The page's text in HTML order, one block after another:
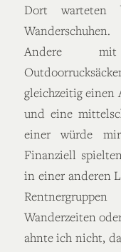
Dort warteten
Andere mit
gleichzeitig einen
und eine
einer würde
Finanziell
in einer anderen
Wanderzeiten
ahnte ich nicht,